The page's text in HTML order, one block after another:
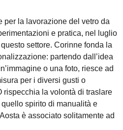
per la lavorazione del vetro da
e pratica, nel luglio
settore. Corinne fonda la
partendo dall’idea
o una foto, riesce ad
per i diversi gusti o
rispecchia la volontà di traslare
spirito di manualità e
è associato solitamente ad